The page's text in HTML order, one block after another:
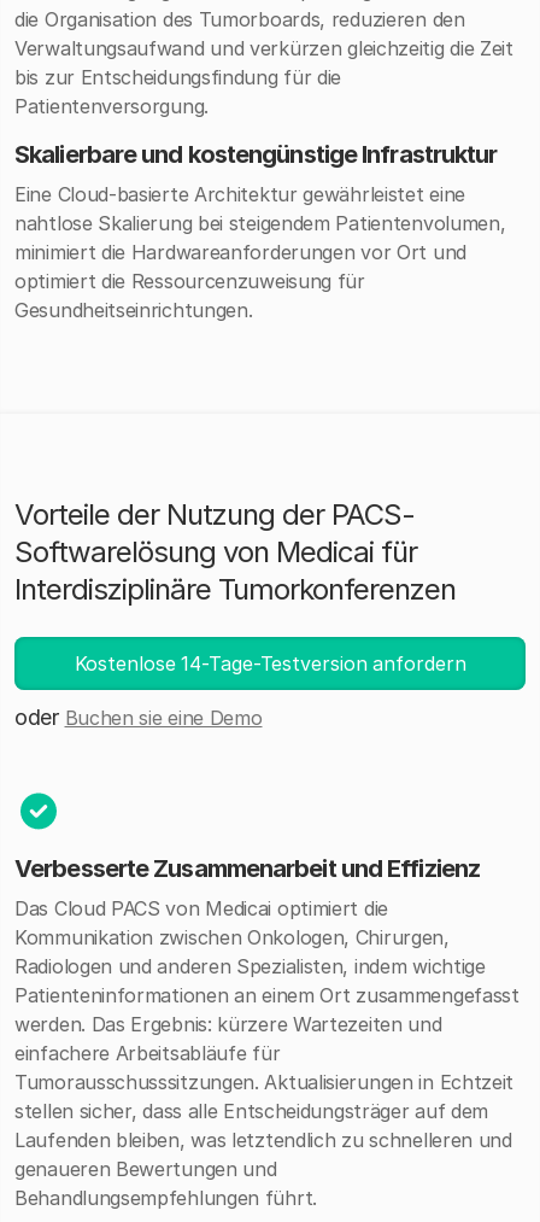
die Organisation des Tumorboards, reduzieren den
Verwaltungsaufwand und verkürzen gleichzeitig die Zeit
bis zur Entscheidungsfindung für die
Patientenversorgung.
Skalierbare und kostengünstige Infrastruktur
Eine Cloud-basierte Architektur gewährleistet eine
nahtlose Skalierung bei steigendem Patientenvolumen,
minimiert die Hardwareanforderungen vor Ort und
optimiert die Ressourcenzuweisung für
Gesundheitseinrichtungen.
Vorteile der Nutzung der PACS-
Softwarelösung von Medicai für
Interdisziplinäre Tumorkonferenzen
Kostenlose 14-Tage-Testversion anfordern
oder Buchen sie eine Demo
Verbesserte Zusammenarbeit und Effizienz
Das Cloud PACS von Medicai optimiert die
Kommunikation zwischen Onkologen, Chirurgen,
Radiologen und anderen Spezialisten, indem wichtige
Patienteninformationen an einem Ort zusammengefasst
werden. Das Ergebnis: kürzere Wartezeiten und
einfachere Arbeitsabläufe für
Tumorausschusssitzungen. Aktualisierungen in Echtzeit
stellen sicher, dass alle Entscheidungsträger auf dem
Laufenden bleiben, was letztendlich zu schnelleren und
genaueren Bewertungen und
Behandlungsempfehlungen führt.